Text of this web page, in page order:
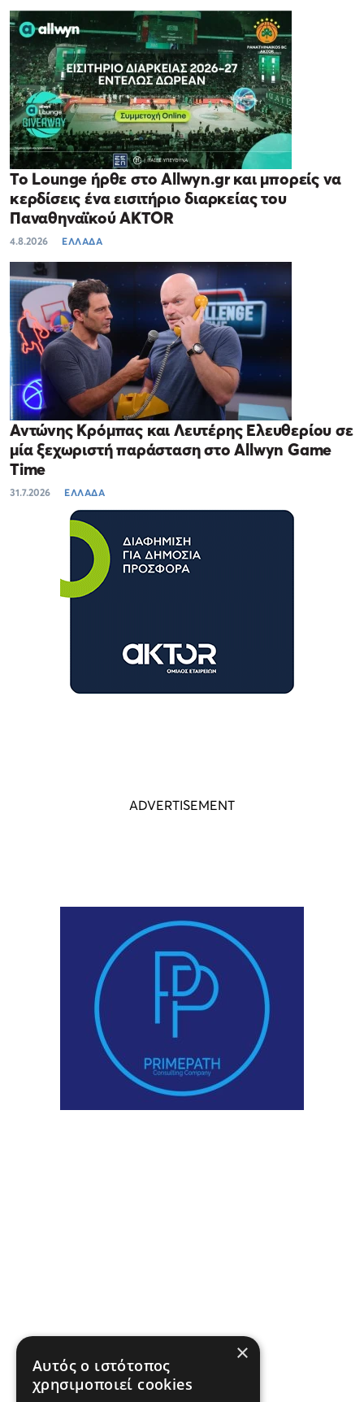
Το Lounge ήρθε στο Allwyn.gr και μπορείς να
κερδίσεις ένα εισιτήριο διαρκείας του
Παναθηναϊκού AKTOR
4.8.2026 ΕΛΛΑΔΑ
Αντώνης Κρόμπας και Λευτέρης Ελευθερίου σε
μία ξεχωριστή παράσταση στο Allwyn Game
Time
31.7.2026 ΕΛΛΑΔΑ
×
Αυτός ο ιστότοπος
χρησιμοποιεί cookies